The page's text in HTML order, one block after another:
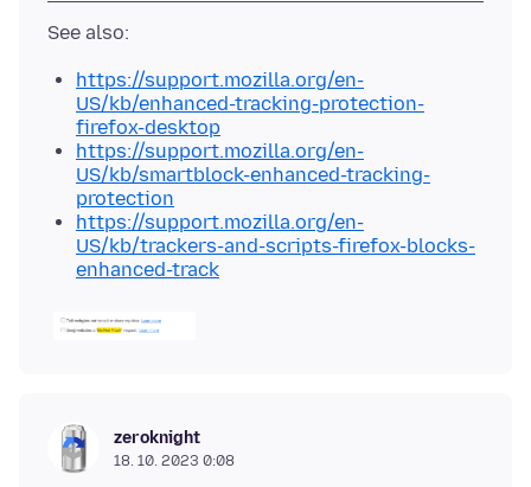
https://support.mozilla.org/en-
US/kb/enhanced-tracking-protection-
firefox-desktop
https://support.mozilla.org/en-
US/kb/smartblock-enhanced-tracking-
protection
https://support.mozilla.org/en-
US/kb/trackers-and-scripts-firefox-blocks-
enhanced-track
zeroknight
18. 10. 2023 0:08